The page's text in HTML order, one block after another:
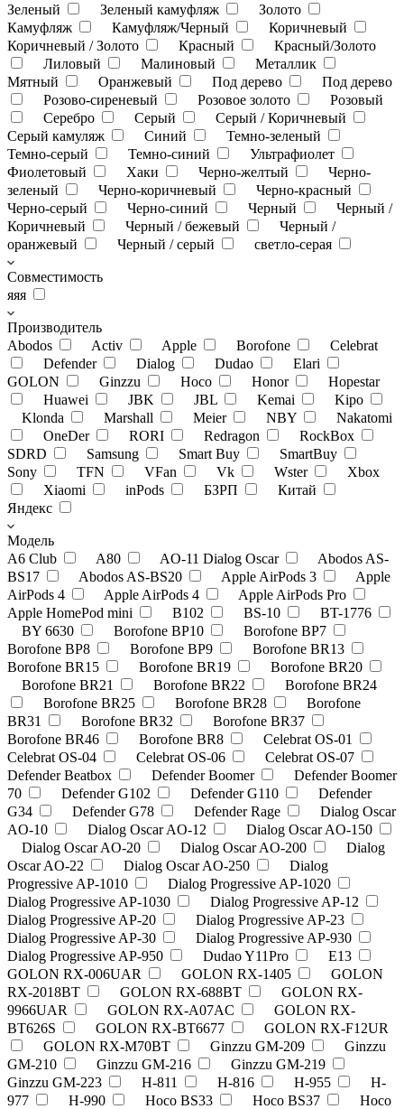
Зеленый
Зеленый камуфляж
Золото
Камуфляж
Камуфляж/Черный
Коричневый
Коричневый / Золото
Красный
Красный/Золото
Лиловый
Малиновый
Металлик
Мятный
Оранжевый Под дерево
Под дерево
Розово-сиреневый
Розовое золото
Розовый
Серебро
Серый
Серый / Коричневый
Серый камуляж
Синий
Темно-зеленый
Темно-серый
Темно-синий
Ультрафиолет
Фиолетовый
Хаки Черно-желтый
Черно-
зеленый
Черно-коричневый
Черно-красный
Черно-серый
Черно-синий Черный
Черный /
Коричневый
Черный / бежевый
Черный /
оранжевый
Черный / серый светло-серая
Совместимость
яяя
Производитель
Abodos
Activ Apple Borofone
Celebrat
Defender
Dialog Dudao
Elari
GOLON
Ginzzu Hoco Honor
Hopestar
Huawei
JBK JBL Kemai
Kipo
Klonda
Marshall Meier NBY
Nakatomi
OneDer
RORI Redragon
RockBox
SDRD
Samsung Smart Buy
SmartBuy
Sony
TFN VFan Vk Wster
Xbox
Xiaomi
inPods БЗРП
Китай
Яндекс
Модель
A6 Club
A80 AO-11 Dialog Oscar
Abodos AS-
BS17
Abodos AS-BS20 Apple AirPods 3
Apple
AirPods 4
Apple AirPods 4
Apple AirPods Pro
Apple HomePod mini
B102 BS-10
BT-1776
BY 6630
Borofone BP10
Borofone BP7
Borofone BP8
Borofone BP9
Borofone BR13
Borofone BR15
Borofone BR19
Borofone BR20
Borofone BR21
Borofone BR22
Borofone BR24
Borofone BR25
Borofone BR28
Borofone
BR31
Borofone BR32
Borofone BR37
Borofone BR46
Borofone BR8
Celebrat OS-01
Celebrat OS-04
Celebrat OS-06
Celebrat OS-07
Defender Beatbox
Defender Boomer
Defender Boomer
70
Defender G102 Defender G110
Defender
G34
Defender G78 Defender Rage
Dialog Oscar
AO-10
Dialog Oscar AO-12
Dialog Oscar AO-150
Dialog Oscar AO-20
Dialog Oscar AO-200
Dialog
Oscar AO-22
Dialog Oscar AO-250
Dialog
Progressive AP-1010
Dialog Progressive AP-1020
Dialog Progressive AP-1030
Dialog Progressive AP-12
Dialog Progressive AP-20
Dialog Progressive AP-23
Dialog Progressive AP-30
Dialog Progressive AP-930
Dialog Progressive AP-950
Dudao Y11Pro
E13
GOLON RX-006UAR
GOLON RX-1405
GOLON
RX-2018BT
GOLON RX-688BT
GOLON RX-
9966UAR
GOLON RX-A07AC
GOLON RX-
BT626S
GOLON RX-BT6677
GOLON RX-F12UR
GOLON RX-M70BT
Ginzzu GM-209
Ginzzu
GM-210
Ginzzu GM-216
Ginzzu GM-219
Ginzzu GM-223
H-811 H-816 H-955
H-
977
H-990 Hoco BS33 Hoco BS37
Hoco